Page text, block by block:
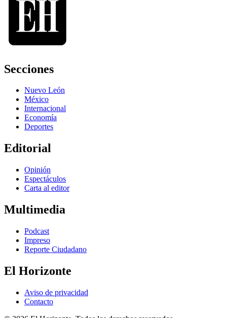
Secciones
Nuevo León
México
Internacional
Economía
Deportes
Editorial
Opinión
Espectáculos
Carta al editor
Multimedia
Podcast
Impreso
Reporte Ciudadano
El Horizonte
Aviso de privacidad
Contacto